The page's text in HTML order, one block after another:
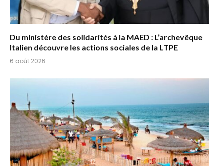
Du ministère des solidarités à la MAED : L’archevêque
Italien découvre les actions sociales de la LTPE
6 août 2026